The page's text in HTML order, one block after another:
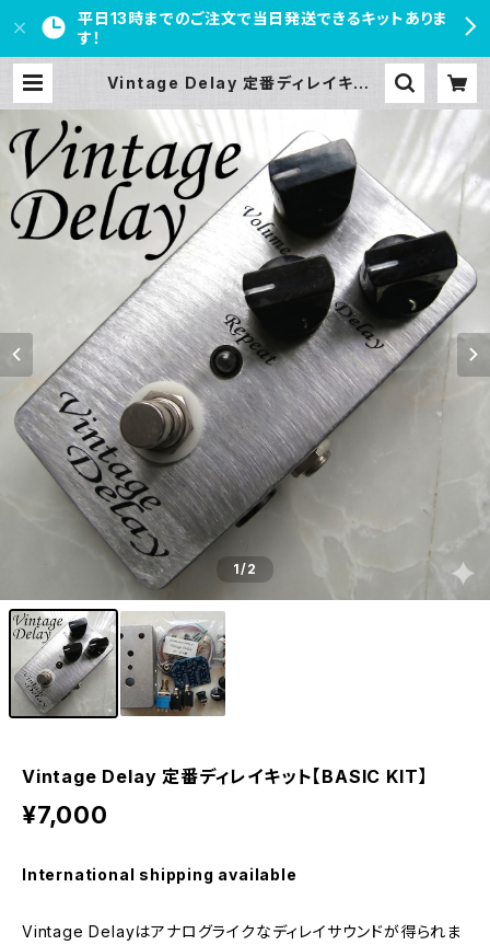
平日13時までのご注文で当日発送できるキットありま
す！
Vintage Delay 定番ディレイキット
1/2
Vintage Delay 定番ディレイキット【BASIC KIT】
¥7,000
International shipping available
Vintage Delayはアナログライクなディレイサウンドが得られま